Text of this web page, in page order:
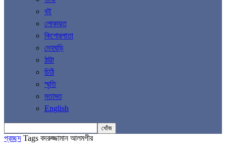
বই
লোকায়ত
কিশোরপাতা
দেহঘড়ি
ঠাট্টা
চিঠি
স্মৃতি
মতামত
English
প্রচ্ছদ Tags বদরুজ্জামান আলমগীর